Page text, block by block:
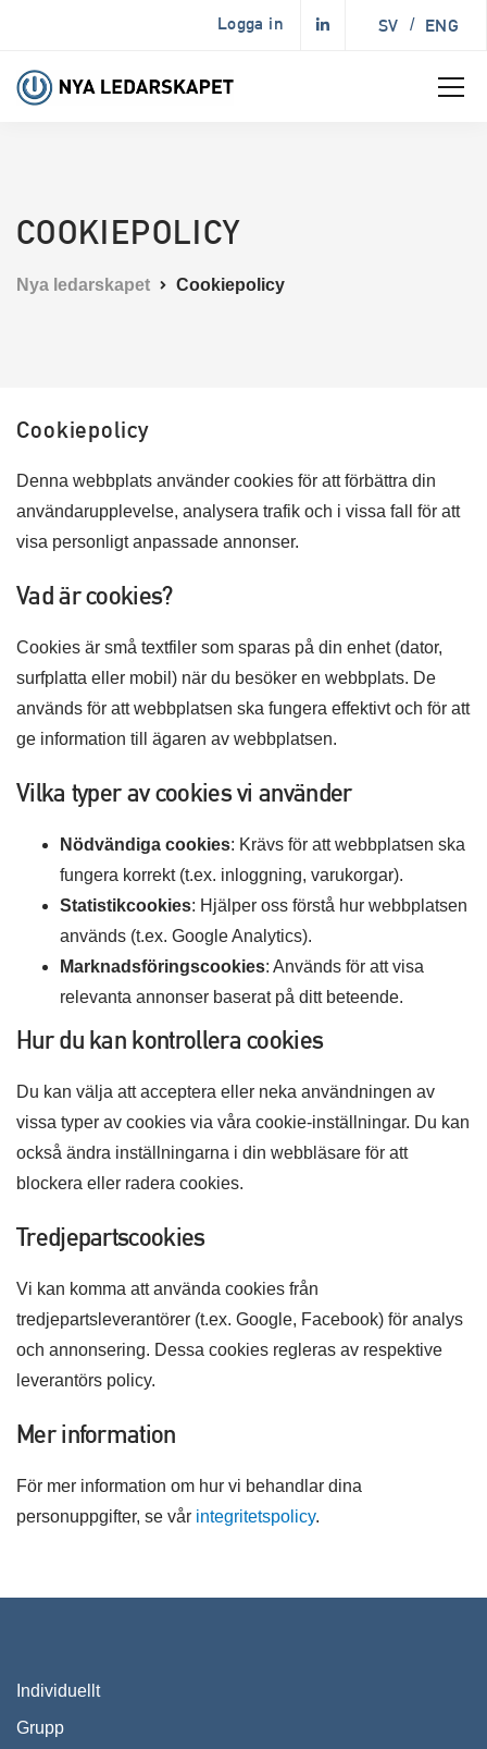
Logga in SV / ENG
COOKIEPOLICY
Nya ledarskapet Cookiepolicy
Cookiepolicy
Denna webbplats använder cookies för att förbättra din
användarupplevelse, analysera trafik och i vissa fall för att
visa personligt anpassade annonser.
Vad är cookies?
Cookies är små textfiler som sparas på din enhet (dator,
surfplatta eller mobil) när du besöker en webbplats. De
används för att webbplatsen ska fungera effektivt och för att
ge information till ägaren av webbplatsen.
Vilka typer av cookies vi använder
Nödvändiga cookies: Krävs för att webbplatsen ska
fungera korrekt (t.ex. inloggning, varukorgar).
Statistikcookies: Hjälper oss förstå hur webbplatsen
används (t.ex. Google Analytics).
Marknadsföringscookies: Används för att visa
relevanta annonser baserat på ditt beteende.
Hur du kan kontrollera cookies
Du kan välja att acceptera eller neka användningen av
vissa typer av cookies via våra cookie-inställningar. Du kan
också ändra inställningarna i din webbläsare för att
blockera eller radera cookies.
Tredjepartscookies
Vi kan komma att använda cookies från
tredjepartsleverantörer (t.ex. Google, Facebook) för analys
och annonsering. Dessa cookies regleras av respektive
leverantörs policy.
Mer information
För mer information om hur vi behandlar dina
personuppgifter, se vår integritetspolicy.
Individuellt
Grupp